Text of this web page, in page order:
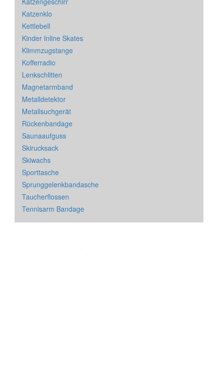
Katzenklo
Kettlebell
Kinder Inline Skates
Klimmzugstange
Kofferradio
Lenkschlitten
Magnetarmband
Metalldetektor
Metallsuchgerät
Rückenbandage
Saunaaufguss
Skirucksack
Skiwachs
Sporttasche
Sprunggelenkbandasche
Taucherflossen
Tennisarm Bandage